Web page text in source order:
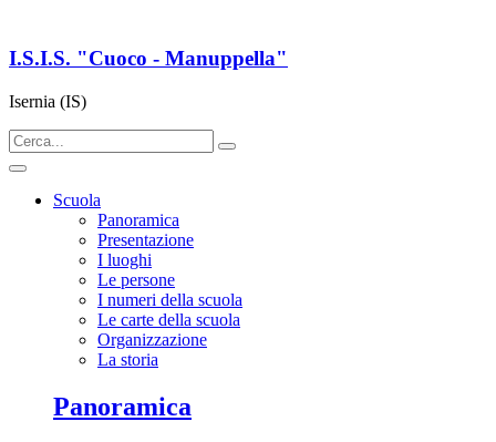
I.S.I.S. "Cuoco - Manuppella"
Isernia (IS)
Scuola
Panoramica
Presentazione
I luoghi
Le persone
I numeri della scuola
Le carte della scuola
Organizzazione
La storia
panoramica